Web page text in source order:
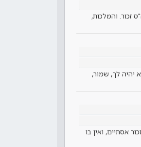
זכור. והמלכות,
יהיה לך, שמור,
אסתיים, ואין בו